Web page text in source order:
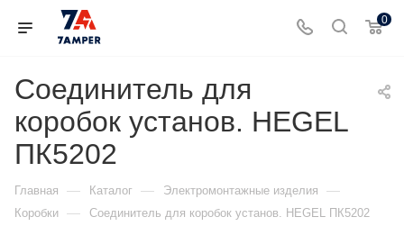
0
Соединитель для
коробок установ. HEGEL
ПК5202
Главная — Каталог — Электромонтажные изделия —
Коробки — Соединитель для коробок установ. HEGEL ПК5202